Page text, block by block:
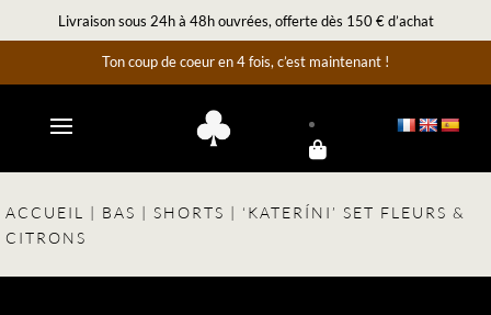
Livraison sous 24h à 48h ouvrées, offerte dès 150 € d’achat
Ton coup de coeur en 4 fois, c’est maintenant !
ACCUEIL | BAS | SHORTS | ‘KATERÍNI’ SET FLEURS &
CITRONS